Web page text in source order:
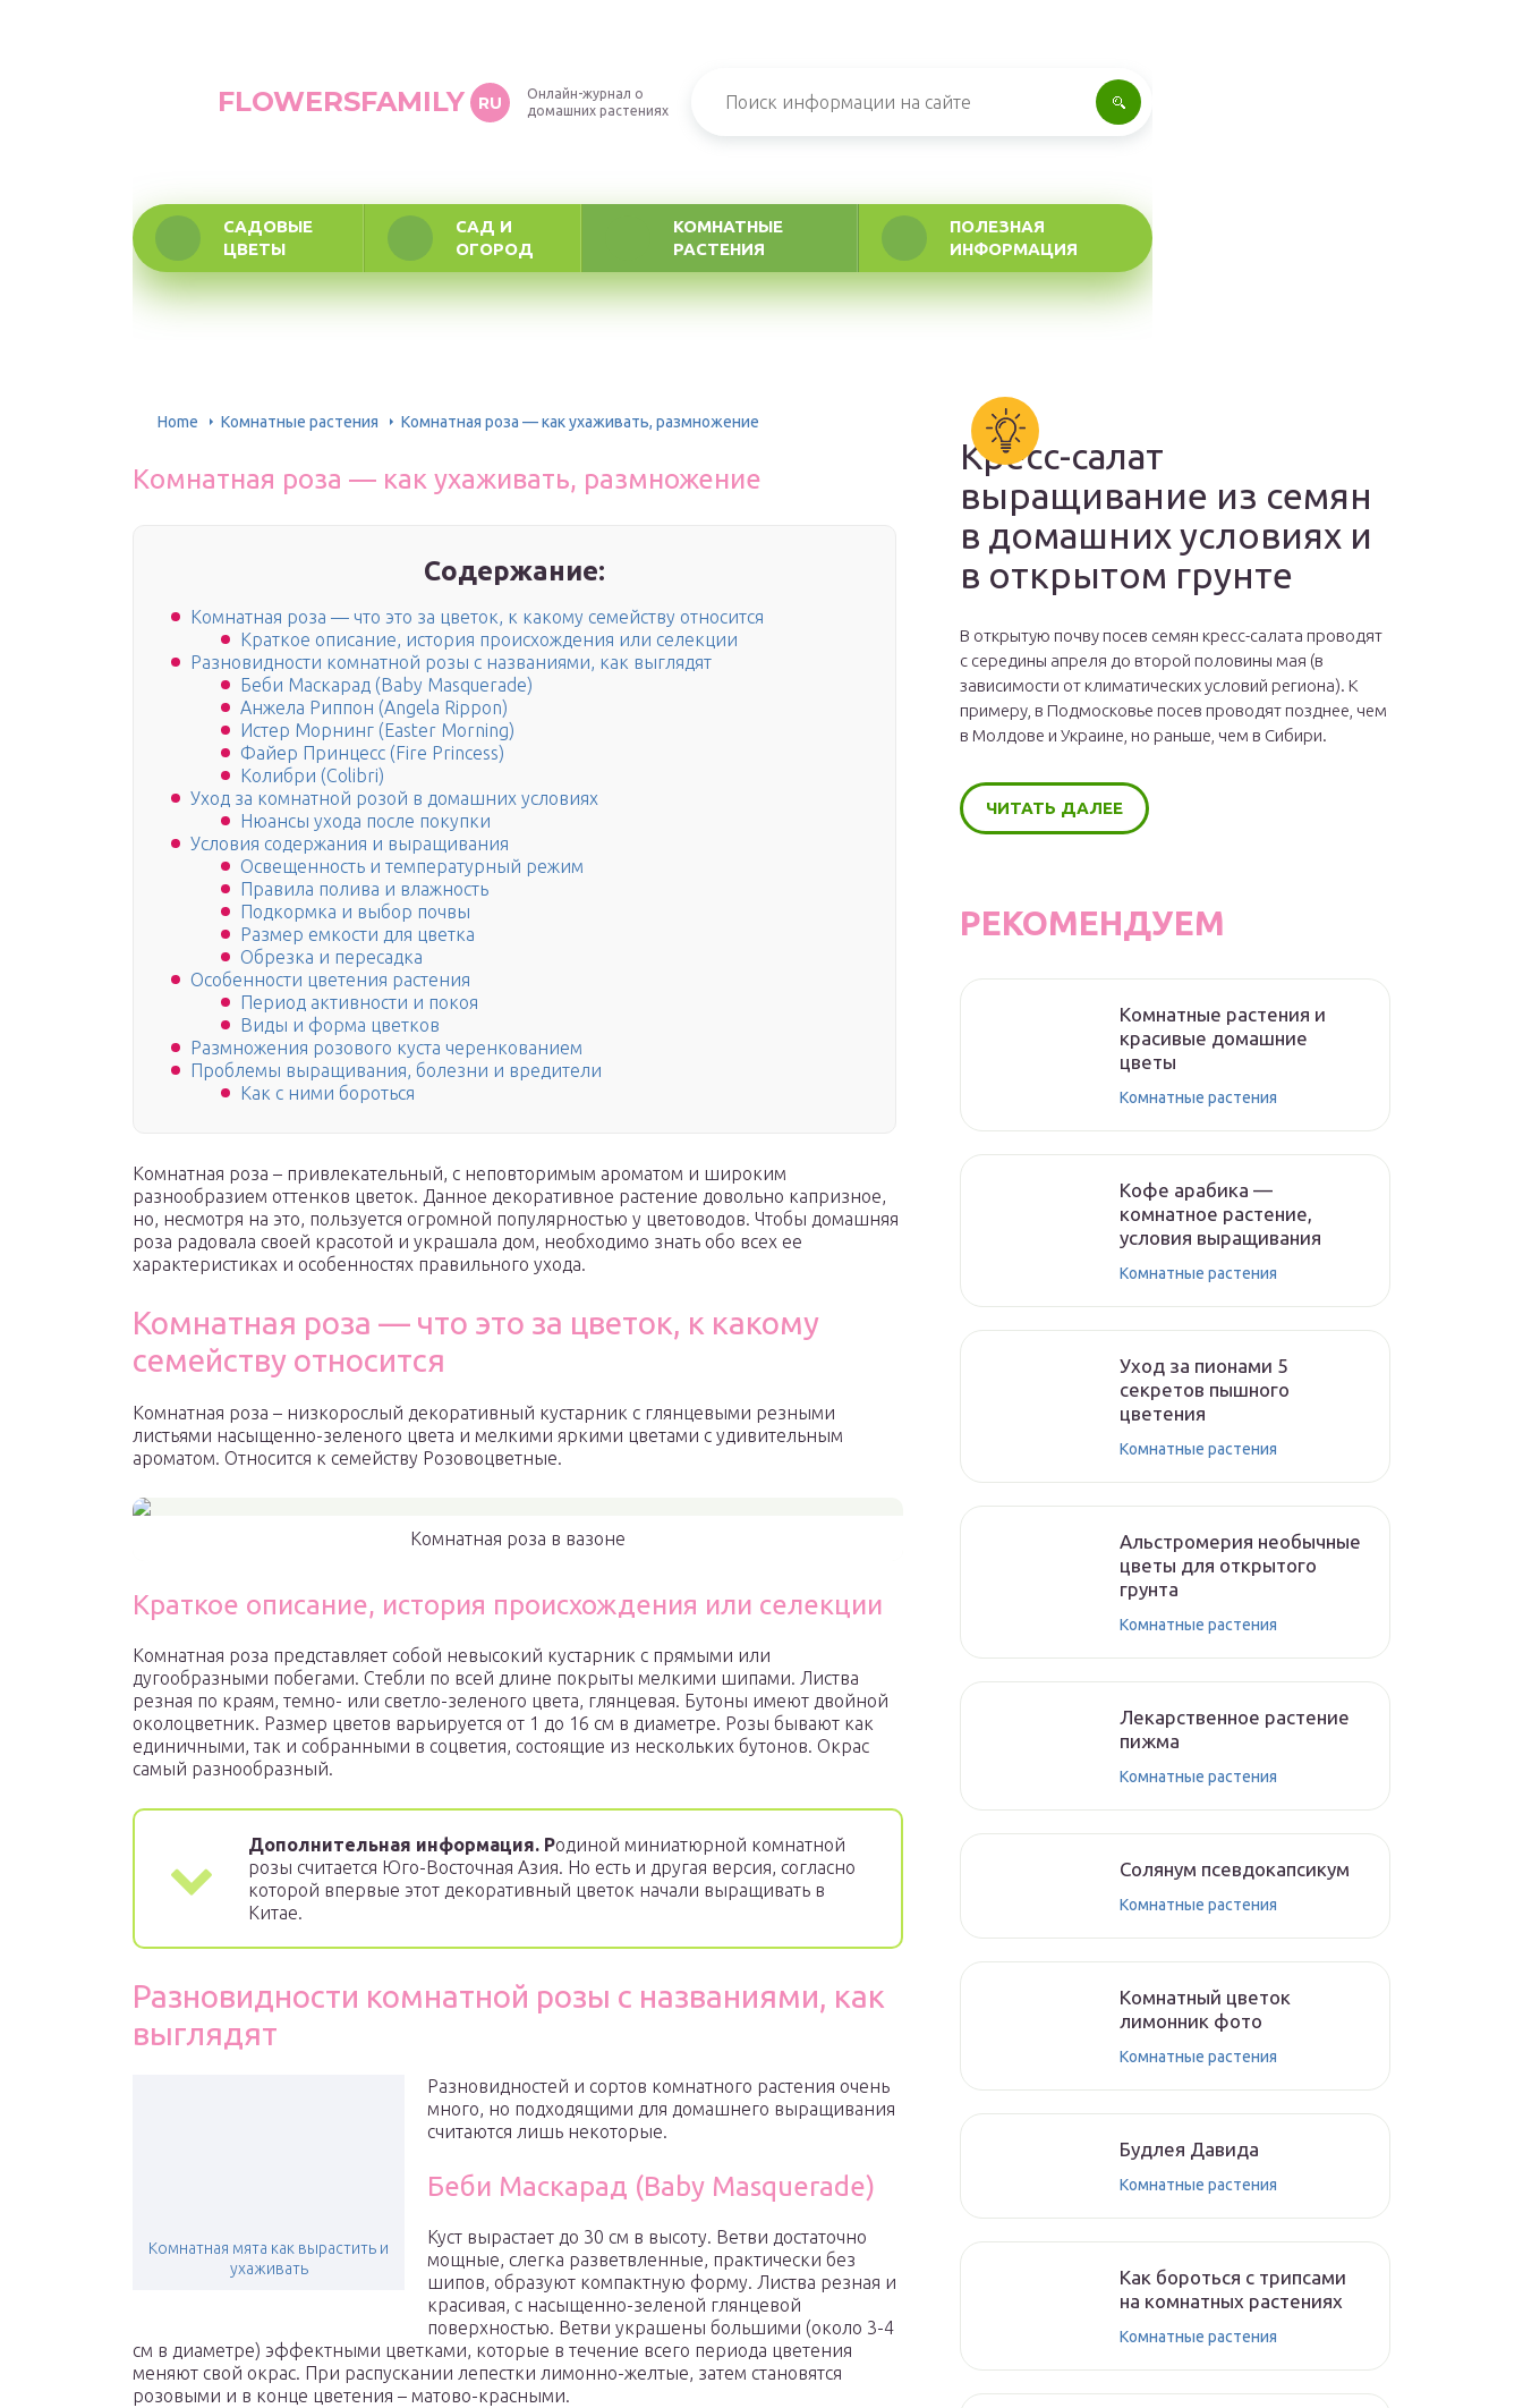
FLOWERSFAMILY RU
Онлайн-журнал о
домашних растениях
САДОВЫЕ
ЦВЕТЫ
САД И
ОГОРОД
КОМНАТНЫЕ
РАСТЕНИЯ
ПОЛЕЗНАЯ
ИНФОРМАЦИЯ
Home Комнатные растения Комнатная роза — как ухаживать, размножение
Комнатная роза — как ухаживать, размножение
Содержание:
Комнатная роза — что это за цветок, к какому семейству относится
Краткое описание, история происхождения или селекции
Разновидности комнатной розы с названиями, как выглядят
Беби Маскарад (Baby Masquerade)
Анжела Риппон (Angela Rippon)
Истер Морнинг (Easter Morning)
Файер Принцесс (Fire Princess)
Колибри (Colibri)
Уход за комнатной розой в домашних условиях
Нюансы ухода после покупки
Условия содержания и выращивания
Освещенность и температурный режим
Правила полива и влажность
Подкормка и выбор почвы
Размер емкости для цветка
Обрезка и пересадка
Особенности цветения растения
Период активности и покоя
Виды и форма цветков
Размножения розового куста черенкованием
Проблемы выращивания, болезни и вредители
Как с ними бороться
Комнатная роза – привлекательный, с неповторимым ароматом и широким
разнообразием оттенков цветок. Данное декоративное растение довольно капризное,
но, несмотря на это, пользуется огромной популярностью у цветоводов. Чтобы домашняя
роза радовала своей красотой и украшала дом, необходимо знать обо всех ее
характеристиках и особенностях правильного ухода.
Комнатная роза — что это за цветок, к какому
семейству относится
Комнатная роза – низкорослый декоративный кустарник с глянцевыми резными
листьями насыщенно-зеленого цвета и мелкими яркими цветами с удивительным
ароматом. Относится к семейству Розовоцветные.
Комнатная роза в вазоне
Краткое описание, история происхождения или селекции
Комнатная роза представляет собой невысокий кустарник с прямыми или
дугообразными побегами. Стебли по всей длине покрыты мелкими шипами. Листва
резная по краям, темно- или светло-зеленого цвета, глянцевая. Бутоны имеют двойной
околоцветник. Размер цветов варьируется от 1 до 16 см в диаметре. Розы бывают как
единичными, так и собранными в соцветия, состоящие из нескольких бутонов. Окрас
самый разнообразный.
Дополнительная информация. Родиной миниатюрной комнатной
розы считается Юго-Восточная Азия. Но есть и другая версия, согласно
которой впервые этот декоративный цветок начали выращивать в
Китае.
Разновидности комнатной розы с названиями, как
выглядят
Комнатная мята как вырастить и
ухаживать
Разновидностей и сортов комнатного растения очень
много, но подходящими для домашнего выращивания
считаются лишь некоторые.
Беби Маскарад (Baby Masquerade)
Куст вырастает до 30 см в высоту. Ветви достаточно
мощные, слегка разветвленные, практически без
шипов, образуют компактную форму. Листва резная и
красивая, с насыщенно-зеленой глянцевой
поверхностью. Ветви украшены большими (около 3-4
см в диаметре) эффектными цветками, которые в течение всего периода цветения
меняют свой окрас. При распускании лепестки лимонно-желтые, затем становятся
розовыми и в конце цветения – матово-красными.
Кресс-салат
выращивание из семян
в домашних условиях и
в открытом грунте
В открытую почву посев семян кресс-салата проводят
с середины апреля до второй половины мая (в
зависимости от климатических условий региона). К
примеру, в Подмосковье посев проводят позднее, чем
в Молдове и Украине, но раньше, чем в Сибири.
ЧИТАТЬ ДАЛЕЕ
РЕКОМЕНДУЕМ
Комнатные растения и
красивые домашние
цветы
Комнатные растения
Кофе арабика —
комнатное растение,
условия выращивания
Комнатные растения
Уход за пионами 5
секретов пышного
цветения
Комнатные растения
Альстромерия необычные
цветы для открытого
грунта
Комнатные растения
Лекарственное растение
пижма
Комнатные растения
Солянум псевдокапсикум
Комнатные растения
Комнатный цветок
лимонник фото
Комнатные растения
Будлея Давида
Комнатные растения
Как бороться с трипсами
на комнатных растениях
Комнатные растения